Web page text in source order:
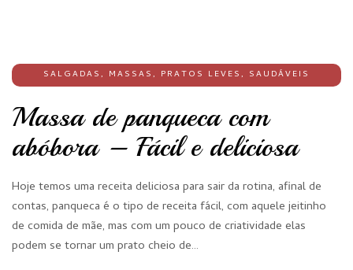
SALGADAS, MASSAS, PRATOS LEVES, SAUDÁVEIS
Massa de panqueca com
abóbora – Fácil e deliciosa
Hoje temos uma receita deliciosa para sair da rotina, afinal de
contas, panqueca é o tipo de receita fácil, com aquele jeitinho
de comida de mãe, mas com um pouco de criatividade elas
podem se tornar um prato cheio de…